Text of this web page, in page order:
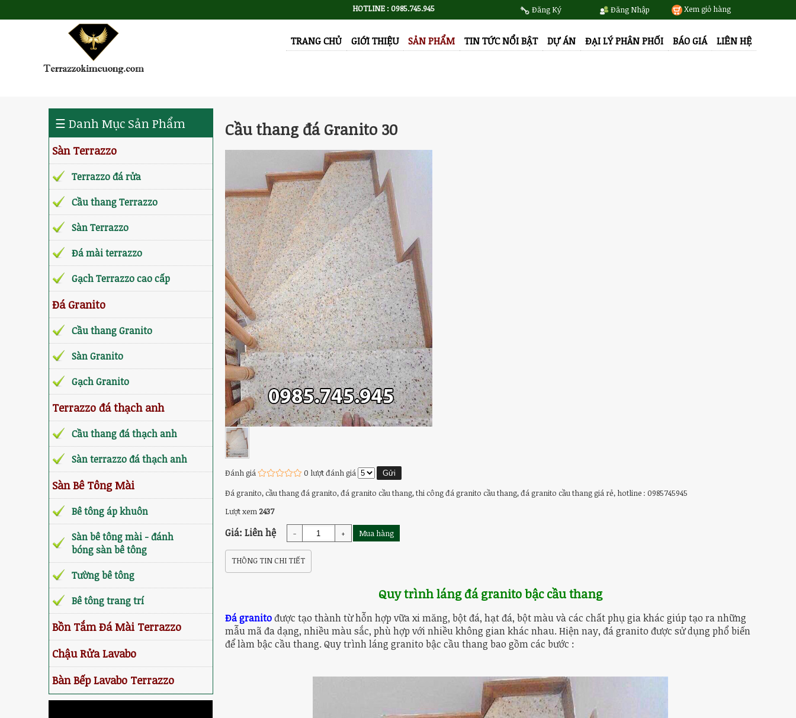
HOTLINE : 0985.745.945 Đăng Ký Đăng Nhập Xem giỏ hàng
TRANG CHỦ GIỚI THIỆU SẢN PHẨM TIN TỨC NỔI BẬT DỰ ÁN ĐẠI LÝ PHÂN PHỐI BÁO GIÁ LIÊN HỆ
☰ Danh Mục Sản Phẩm
Sàn Terrazzo
Terrazzo đá rửa
Cầu thang Terrazzo
Sàn Terrazzo
Đá mài terrazzo
Gạch Terrazzo cao cấp
Đá Granito
Cầu thang Granito
Sàn Granito
Gạch Granito
Terrazzo đá thạch anh
Cầu thang đá thạch anh
Sàn terrazzo đá thạch anh
Sàn Bê Tông Mài
Bê tông áp khuôn
Sàn bê tông mài - đánh
bóng sàn bê tông
Tường bê tông
Bê tông trang trí
Bồn Tắm Đá Mài Terrazzo
Chậu Rửa Lavabo
Bàn Bếp Lavabo Terrazzo
Cầu thang đá Granito 30
Đánh giá
0 lượt đánh giá
Đá granito, cầu thang đá granito, đá granito cầu thang, thi công đá granito cầu thang, đá granito cầu thang giá rẻ, hotline : 0985745945
Lượt xem 2437
Giá: Liên hệ - + Mua hàng
THÔNG TIN CHI TIẾT
Quy trình lángđá granitobậc cầu thang
Đá granitođược tạo thành từ hỗn hợp vữa xi măng, bột đá, hạt đá, bột màu và các chất phụ gia khác giúp tạo ra những
mẫu mã đa dạng, nhiều màu sắc, phù hợp với nhiều không gian khác nhau. Hiện nay, đá granito được sử dụng phổ biến
để làm bậc cầu thang. Quy trình láng granito bậc cầu thang bao gồm các bước :